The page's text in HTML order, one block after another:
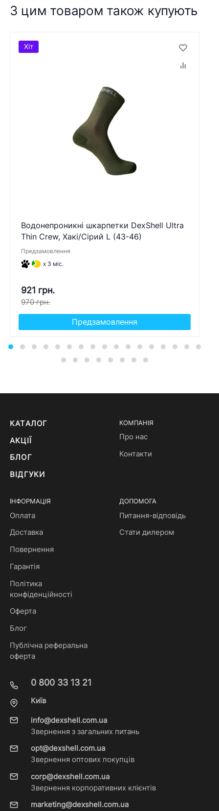
З цим товаром також купують
Водонепроникні шкарпетки DexShell Ultra
Thin Crew, Хакі/Сірий L (43-46)
Предзамовлення
x 3 міс.
921 грн.
970 грн.
Предзамовлення
Хіт
КАТАЛОГ
АКЦІЇ
БЛОГ
ВІДГУКИ
КОМПАНІЯ
Про нас
Контакти
ІНФОРМАЦІЯ
Оплата
Доставка
Повернення
Гарантія
Політика
конфіденційності
Оферта
Блог
Публічна реферальна
оферта
ДОПОМОГА
Питання-відповідь
Стати дилером
0 800 33 13 21
Київ
info@dexshell.com.ua
Звернення з загальних питань
opt@dexshell.com.ua
Звернення оптових покупців
corp@dexshell.com.ua
Звернення корпоративних клієнтів
marketing@dexshell.com.ua